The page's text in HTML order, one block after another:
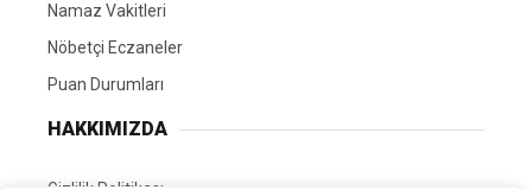
Namaz Vakitleri
Nöbetçi Eczaneler
Puan Durumları
HAKKIMIZDA